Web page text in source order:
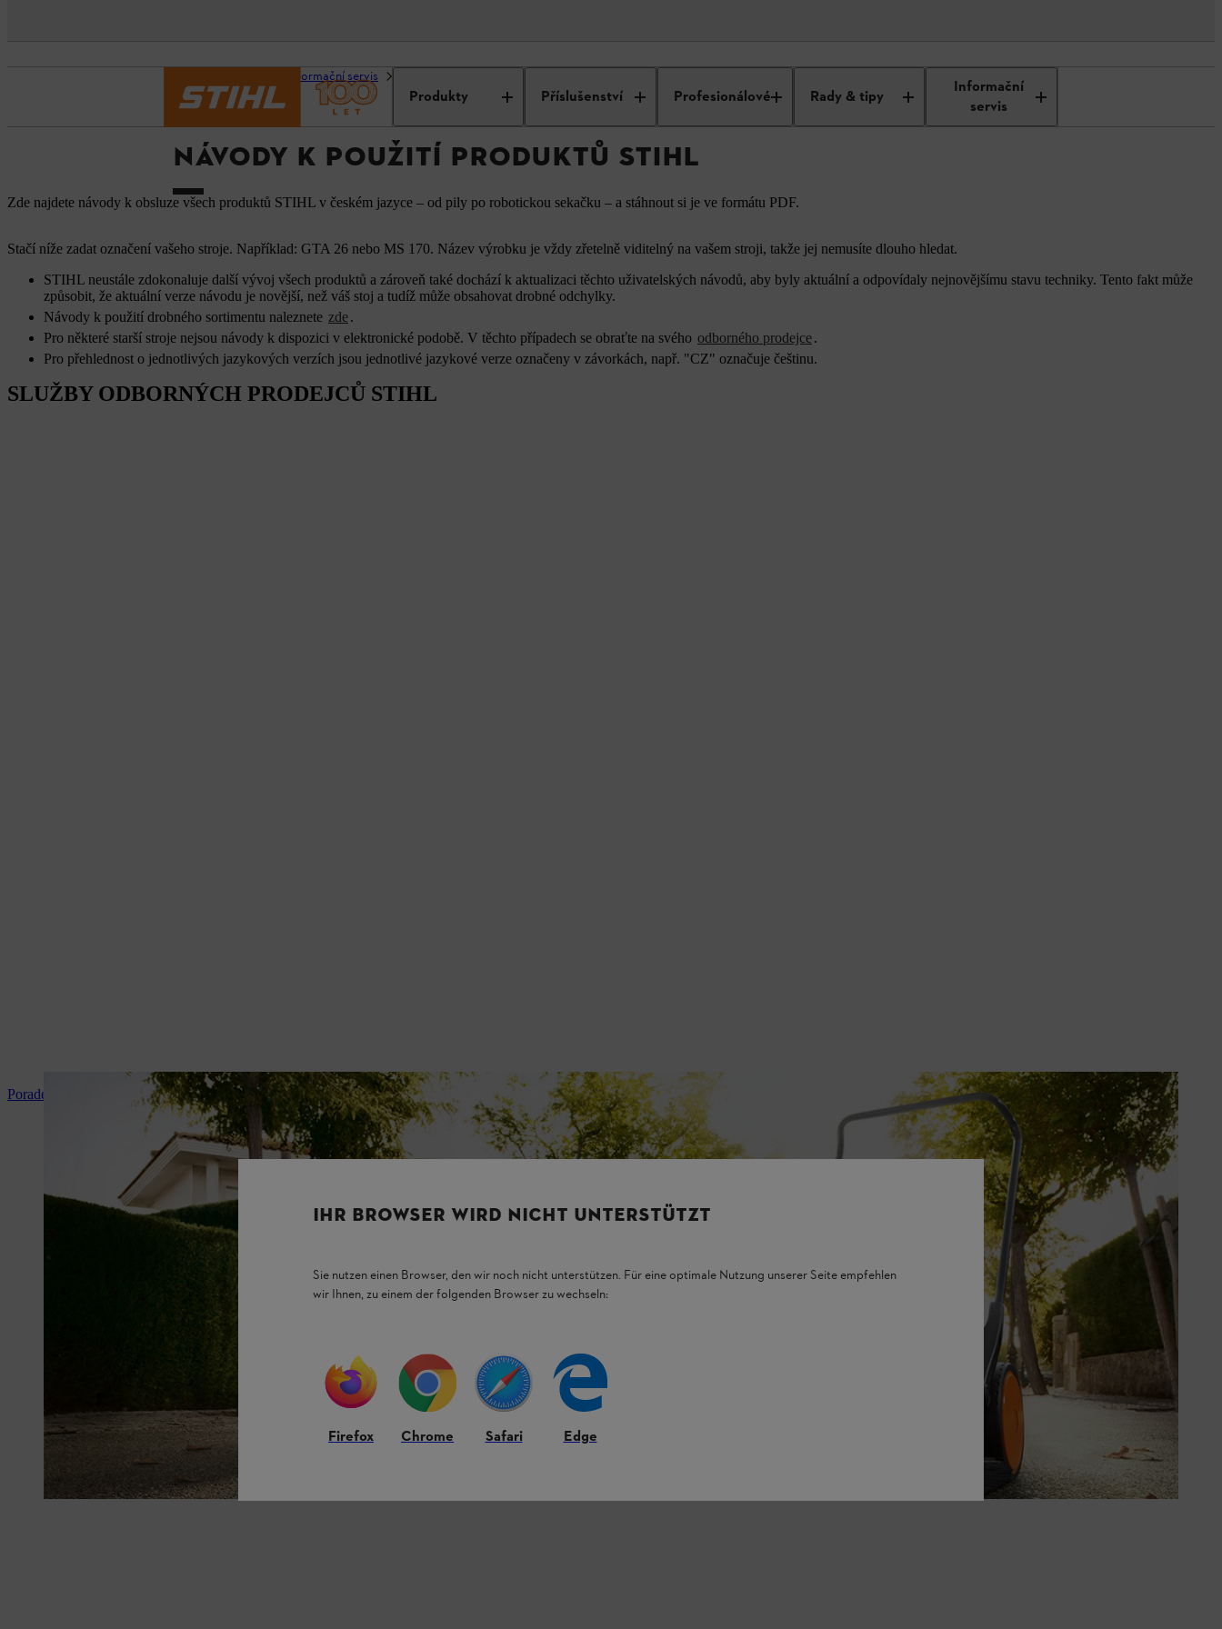
Produkty Příslušenství Profesionálové Rady & tipy
Informační
servis
Informační servis
NÁVODY K POUŽITÍ PRODUKTŮ STIHL
Zde najdete návody k obsluze všech produktů STIHL v českém jazyce – od pily po robotickou sekačku – a stáhnout si je ve formátu PDF.
Stačí níže zadat označení vašeho stroje. Například: GTA 26 nebo MS 170. Název výrobku je vždy zřetelně viditelný na vašem stroji, takže jej nemusíte dlouho hledat.
STIHL neustále zdokonaluje další vývoj všech produktů a zároveň také dochází k aktualizaci těchto uživatelských návodů, aby byly aktuální a odpovídaly nejnovějšímu stavu techniky. Tento fakt může
způsobit, že aktuální verze návodu je novější, než váš stoj a tudíž může obsahovat drobné odchylky.
Návody k použití drobného sortimentu naleznete zde.
Pro některé starší stroje nejsou návody k dispozici v elektronické podobě. V těchto případech se obraťte na svého odborného prodejce.
Pro přehlednost o jednotlivých jazykových verzích jsou jednotlivé jazykové verze označeny v závorkách, např. "CZ" označuje češtinu.
SLUŽBY ODBORNÝCH PRODEJCŮ STIHL
Poradenství a instrukce k produktům
IHR BROWSER WIRD NICHT UNTERSTÜTZT
Sie nutzen einen Browser, den wir noch nicht unterstützen. Für eine optimale Nutzung unserer Seite empfehlen
wir Ihnen, zu einem der folgenden Browser zu wechseln:
Firefox Chrome Safari Edge